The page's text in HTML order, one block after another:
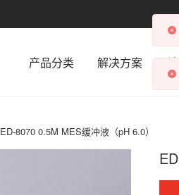
产品分类 解决方案
ED-8070 0.5M MES缓冲液（pH 6.0）